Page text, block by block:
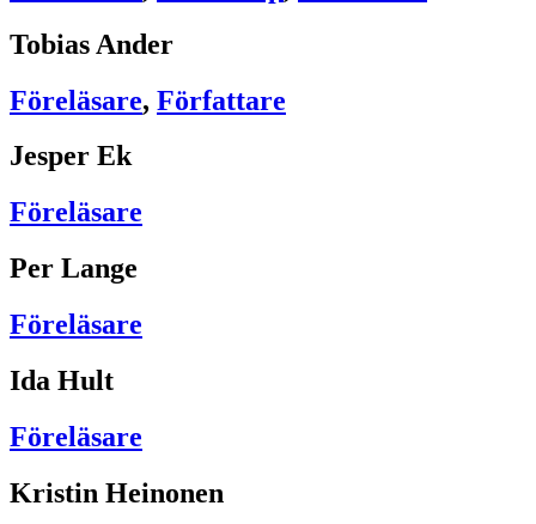
Tobias Ander
Föreläsare, Författare
Jesper Ek
Föreläsare
Per Lange
Föreläsare
Ida Hult
Föreläsare
Kristin Heinonen